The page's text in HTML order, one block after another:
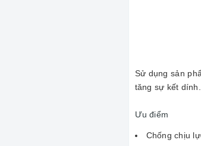
Sử dụng sản
tăng sự kết
Ưu điểm
Chống chịu